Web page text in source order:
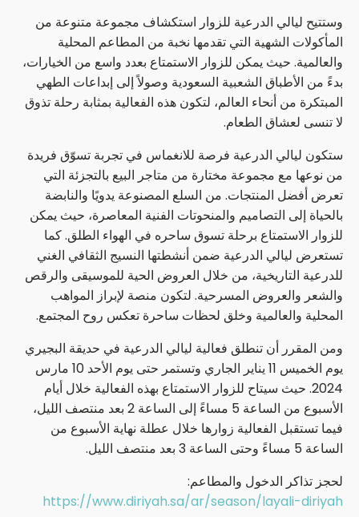
وستتيح ليالي الدرعية للزوار استكشاف مجموعة متنوعة من
المأكولات الشهية التي تقدمها نخبة من المطاعم المحلية
والعالمية. حيث يمكن للزوار الاستمتاع بعدد واسع من الخيارات،
بدءً من الأطباق الشعبية السعودية وصولاً إلى إبداعات الطهي
المبتكرة من أنحاء العالم، لتكون هذه الفعالية بمثابة رحلة تذوق
لا تنسى لعشاق الطعام.
ستكون ليالي الدرعية فرصة للانغماس في تجربة تسوّق فريدة
من نوعها مع مجموعة مختارة من متاجر البيع بالتجزئة التي
تعرض أفضل المنتجات. من السلع المصنوعة يدويًا والنابضة
بالحياة إلى التصاميم والمنحوتات الفنية المعاصرة، حيث يمكن
للزوار الاستمتاع برحلة تسوق ساحره في الهواء الطلق. كما
تستعرض ليالي الدرعية ضمن أنشطتها النسيج الثقافي الغني
للدرعية التاريخية، من خلال العروض الحية للموسيقى والرقص
والشعر والعروض المسرحية. لتكون منصة لإبراز المواهب
المحلية والعالمية وخلق لحظات ساحرة تعكس روح المجتمع.
ومن المقرر أن تنطلق فعالية ليالي الدرعية في حديقة البجيري
يوم الخميس 11 يناير الجاري وتستمر حتى يوم الأحد 10 مارس
2024. حيث سيتاح للزوار الاستمتاع بهذه الفعالية خلال أيام
الأسبوع من الساعة 5 مساءً إلى الساعة 2 بعد منتصف الليل،
فيما تستقبل الفعالية زوارها خلال عطلة نهاية الأسبوع من
الساعة 5 مساءً وحتى الساعة 3 بعد منتصف الليل.
لحجز تذاكر الدخول والمطاعم:
https://www.diriyah.sa/ar/season/layali-diriyah